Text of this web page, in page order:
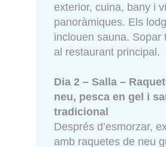
exterior, cuina, bany i
panoràmiques. Els
inclouen sauna. Sopar
al restaurant principal.
Dia 2 – Salla –
neu, pesca en gel i
tradicional
Després d’esmorzar,
amb raquetes de neu